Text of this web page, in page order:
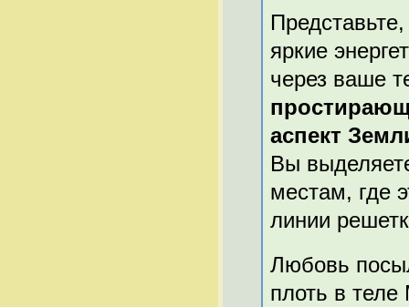
яркие
через ваше
аспект
Вы
местам, где
линии
Любовь
плоть в